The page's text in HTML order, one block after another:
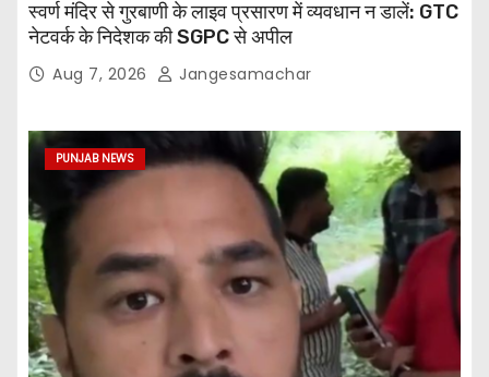
स्वर्ण मंदिर से गुरबाणी के लाइव प्रसारण में व्यवधान न डालें: GTC
नेटवर्क के निदेशक की SGPC से अपील
Aug 7, 2026 Jangesamachar
PUNJAB NEWS